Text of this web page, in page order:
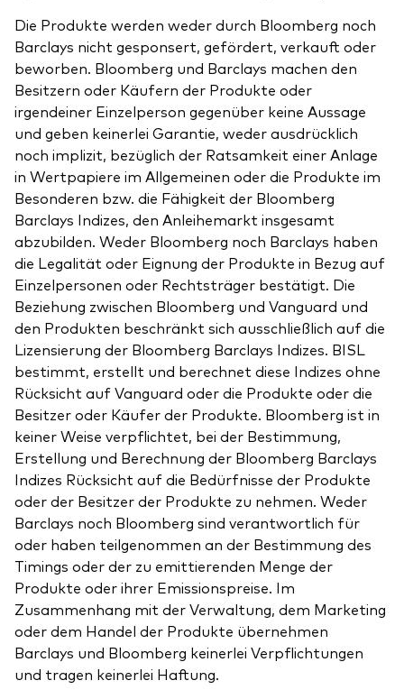
Die Produkte werden weder durch Bloomberg noch
Barclays nicht gesponsert, gefördert, verkauft oder
beworben. Bloomberg und Barclays machen den
Besitzern oder Käufern der Produkte oder
irgendeiner Einzelperson gegenüber keine Aussage
und geben keinerlei Garantie, weder ausdrücklich
noch implizit, bezüglich der Ratsamkeit einer Anlage
in Wertpapiere im Allgemeinen oder die Produkte im
Besonderen bzw. die Fähigkeit der Bloomberg
Barclays Indizes, den Anleihemarkt insgesamt
abzubilden. Weder Bloomberg noch Barclays haben
die Legalität oder Eignung der Produkte in Bezug auf
Einzelpersonen oder Rechtsträger bestätigt. Die
Beziehung zwischen Bloomberg und Vanguard und
den Produkten beschränkt sich ausschließlich auf die
Lizensierung der Bloomberg Barclays Indizes. BISL
bestimmt, erstellt und berechnet diese Indizes ohne
Rücksicht auf Vanguard oder die Produkte oder die
Besitzer oder Käufer der Produkte. Bloomberg ist in
keiner Weise verpflichtet, bei der Bestimmung,
Erstellung und Berechnung der Bloomberg Barclays
Indizes Rücksicht auf die Bedürfnisse der Produkte
oder der Besitzer der Produkte zu nehmen. Weder
Barclays noch Bloomberg sind verantwortlich für
oder haben teilgenommen an der Bestimmung des
Timings oder der zu emittierenden Menge der
Produkte oder ihrer Emissionspreise. Im
Zusammenhang mit der Verwaltung, dem Marketing
oder dem Handel der Produkte übernehmen
Barclays und Bloomberg keinerlei Verpflichtungen
und tragen keinerlei Haftung.